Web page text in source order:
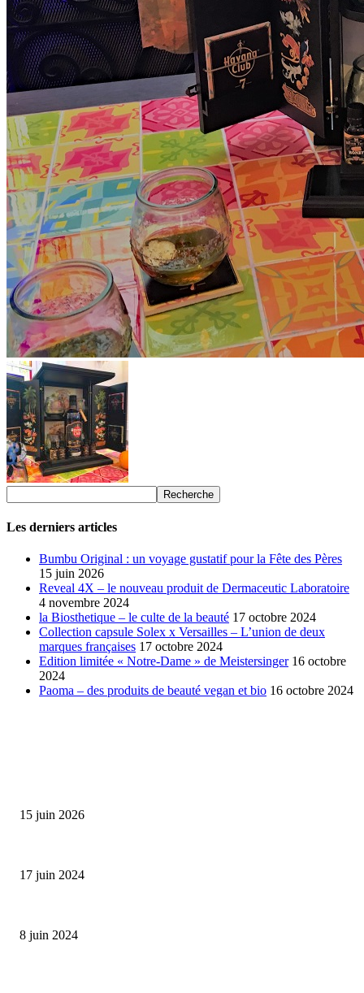
Les derniers articles
Bumbu Original : un voyage gustatif pour la Fête des Pères
15 juin 2026
Reveal 4X – le nouveau produit de Dermaceutic Laboratoire
4 novembre 2024
la Biosthetique – le culte de la beauté 17 octobre 2024
Collection capsule Solex x Versailles – L’union de deux
marques françaises 17 octobre 2024
Edition limitée « Notre-Dame » de Meistersinger 16 octobre
2024
Paoma – des produits de beauté vegan et bio 16 octobre 2024
15 juin 2026
17 juin 2024
8 juin 2024